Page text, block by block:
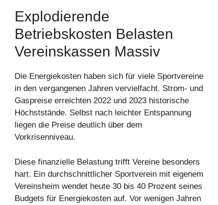
Explodierende
Betriebskosten Belasten
Vereinskassen Massiv
Die Energiekosten haben sich für viele Sportvereine
in den vergangenen Jahren vervielfacht. Strom- und
Gaspreise erreichten 2022 und 2023 historische
Höchststände. Selbst nach leichter Entspannung
liegen die Preise deutlich über dem
Vorkrisenniveau.
Diese finanzielle Belastung trifft Vereine besonders
hart. Ein durchschnittlicher Sportverein mit eigenem
Vereinsheim wendet heute 30 bis 40 Prozent seines
Budgets für Energiekosten auf. Vor wenigen Jahren